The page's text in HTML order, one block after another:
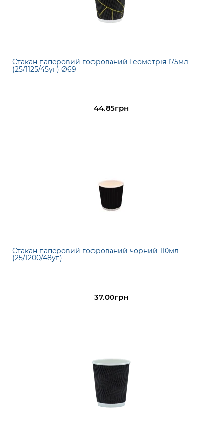
Стакан паперовий гофрований Геометрія 175мл
(25/1125/45уп) Ø69
44.85грн
Стакан паперовий гофрований чорний 110мл
(25/1200/48уп)
37.00грн